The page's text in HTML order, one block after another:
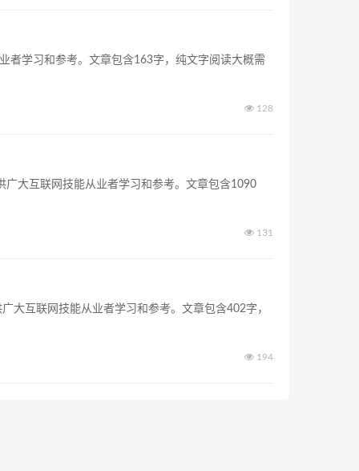
者学习和参考。文章包含163字，纯文字阅读大概需
128
大互联网技能从业者学习和参考。文章包含1090
131
大互联网技能从业者学习和参考。文章包含402字，
194